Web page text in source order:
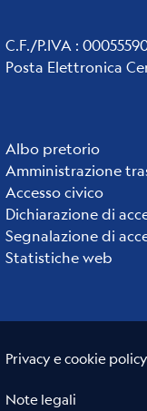
C.F./P.IVA :
Posta Elettronica
Institute
links
Albo pretorio
Amministrazione
Accesso civico
Dichiarazione di
Segnalazione di
Statistiche web
Small
prints
Privacy e cookie policy
Note legali